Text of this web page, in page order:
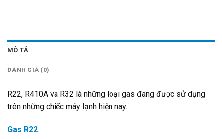
MÔ TẢ
ĐÁNH GIÁ (0)
R22, R410A và R32 là những loại gas đang được sử dụng
trên những chiếc máy lạnh hiện nay.
Gas R22